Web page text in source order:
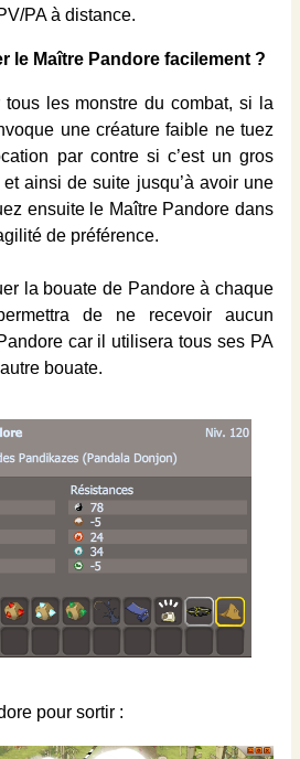
PA à distance.
le Maître Pandore facilement ?
les monstre du combat, si la
une créature faible ne tuez
par contre si c’est un gros
ainsi de suite jusqu’à avoir une
ensuite le Maître Pandore dans
de préférence.
la bouate de Pandore à chaque
de ne recevoir aucun
car il utilisera tous ses PA
bouate.
pour sortir :